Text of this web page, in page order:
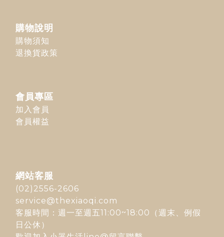
購物說明
購物須知
退換貨政策
會員專區
加入會員
會員權益
網站客服
(02)2556-2606
service@thexiaoqi.com
客服時間：週一至週五11:00~18:00（週末、例假
日公休）